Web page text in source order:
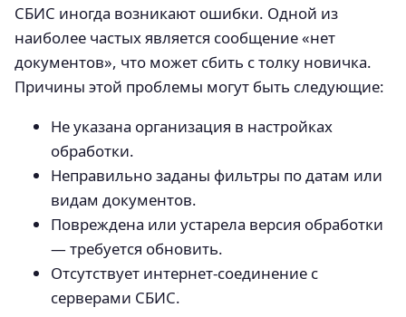
СБИС иногда возникают ошибки. Одной из
наиболее частых является сообщение «нет
документов», что может сбить с толку новичка.
Причины этой проблемы могут быть следующие:
Не указана организация в настройках
обработки.
Неправильно заданы фильтры по датам или
видам документов.
Повреждена или устарела версия обработки
— требуется обновить.
Отсутствует интернет-соединение с
серверами СБИС.